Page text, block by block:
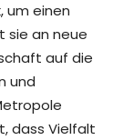
um einen
sie an neue
auf die
und
dass Vielfalt